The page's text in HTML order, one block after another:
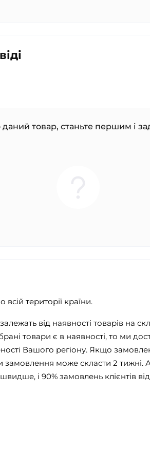
товар, станьте першим і
території країни.
від наявності товарів на
товари є в наявності, то ми
Вашого регіону. Якщо
замовлення може скласти 2 тижні.
і 90% замовлень клієнтів